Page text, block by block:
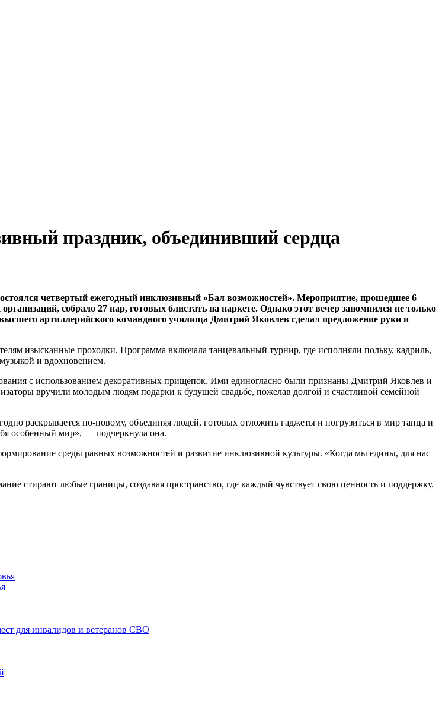
праздник, объединивший сердца
четвертый ежегодный инклюзивный «Бал возможностей». Мероприятие, прошедшее 6
собрало 27 пар, готовых блистать на паркете. Однако этот вечер запомнился не только
артиллерийского командного училища Дмитрий Яковлев сделал предложение руки и
изысканные проходки. Программа включала танцевальный турнир, где исполняли польку, кадриль,
и вдохновением.
с использованием декоративных прищепок. Ими единогласно были признаны Дмитрий Яковлев и
вручили молодым людям подарки к будущей свадьбе, пожелав долгой и счастливой семейной
раскрывается по-новому, объединяя людей, готовых отложить гаджеты и погрузиться в мир танца и
особенный мир», — подчеркнула она.
среды равных возможностей и развитие инклюзивной культуры. «Когда мы едины, для нас
стирают любые границы, создавая пространство, где каждый чувствует свою ценность и поддержку.
для инвалидов и ветеранов СВО